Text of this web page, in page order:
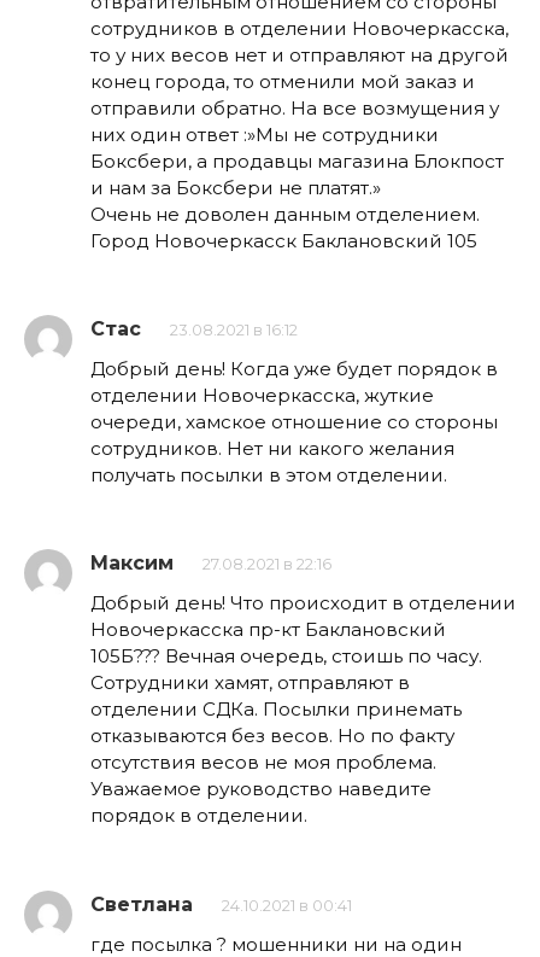
сотрудников в отделении Новочеркасска,
то у них весов нет и отправляют на другой
конец города, то отменили мой заказ и
отправили обратно. На все возмущения у
них один ответ :»Мы не сотрудники
Боксбери, а продавцы магазина Блокпост
и нам за Боксбери не платят.»
Очень не доволен данным отделением.
Город Новочеркасск Баклановский 105
Стас 23.08.2021 в 16:12
Добрый день! Когда уже будет порядок в
отделении Новочеркасска, жуткие
очереди, хамское отношение со стороны
сотрудников. Нет ни какого желания
получать посылки в этом отделении.
Максим 27.08.2021 в 22:16
Добрый день! Что происходит в отделении
Новочеркасска пр-кт Баклановский
105Б??? Вечная очередь, стоишь по часу.
Сотрудники хамят, отправляют в
отделении СДКа. Посылки принемать
отказываются без весов. Но по факту
отсутствия весов не моя проблема.
Уважаемое руководство наведите
порядок в отделении.
Светлана 24.10.2021 в 00:41
где посылка ? мошенники ни на один